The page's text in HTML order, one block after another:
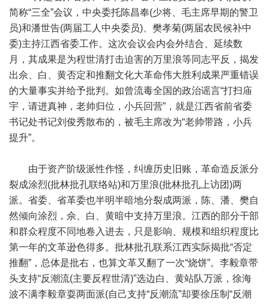
简称“三全”会议，中央委托陈昌奉(少将、毛主席早期的警卫
员)和潘世告(两届工人中央委员)、樊孝菊(两届农民候补中
委)主持江西省委工作。这次会议会内会外结合、延续数
月，其成果是为程世清打击迫害的万里浪等同志平反，揭发
出佘、白、黄否定和推翻文化大革命伟大胜利成果严重错误
的大量事实并给予批判。如曾流毒全国的政治谣言“打扫庙
宇，请进真神，老帅归位，小兵回营”，就是江西省前省委
书记处书记刘俊秀散布的，被毛主席改为“老帅带路，小兵
提升”。
由于资产阶级派性作怪，纠缠历史旧账，革命造反派分
裂成涂烈(批林批孔联络站)和万里浪(批林批孔上访团)两
派。省委、省革委也半明半暗地分裂成两派，陈、潘、樊自
然倾向涂烈，佘、白、黄暗中支持万里浪。江西的部分干部
和群众程度不同地卷入进去，只是影响、规模和组织程度比
第一年的文革逊色得多。批林批孔联系江西实际揭批“否定
推翻”，总体是批右，也算文革又翻了一次“烧饼”。李毅章带
头支持“反潮流(主要反程世清)”选边白、黄站队万派，徐海
波不满李毅章耍两面派(自己支持“反潮流”却要徐压制“反潮